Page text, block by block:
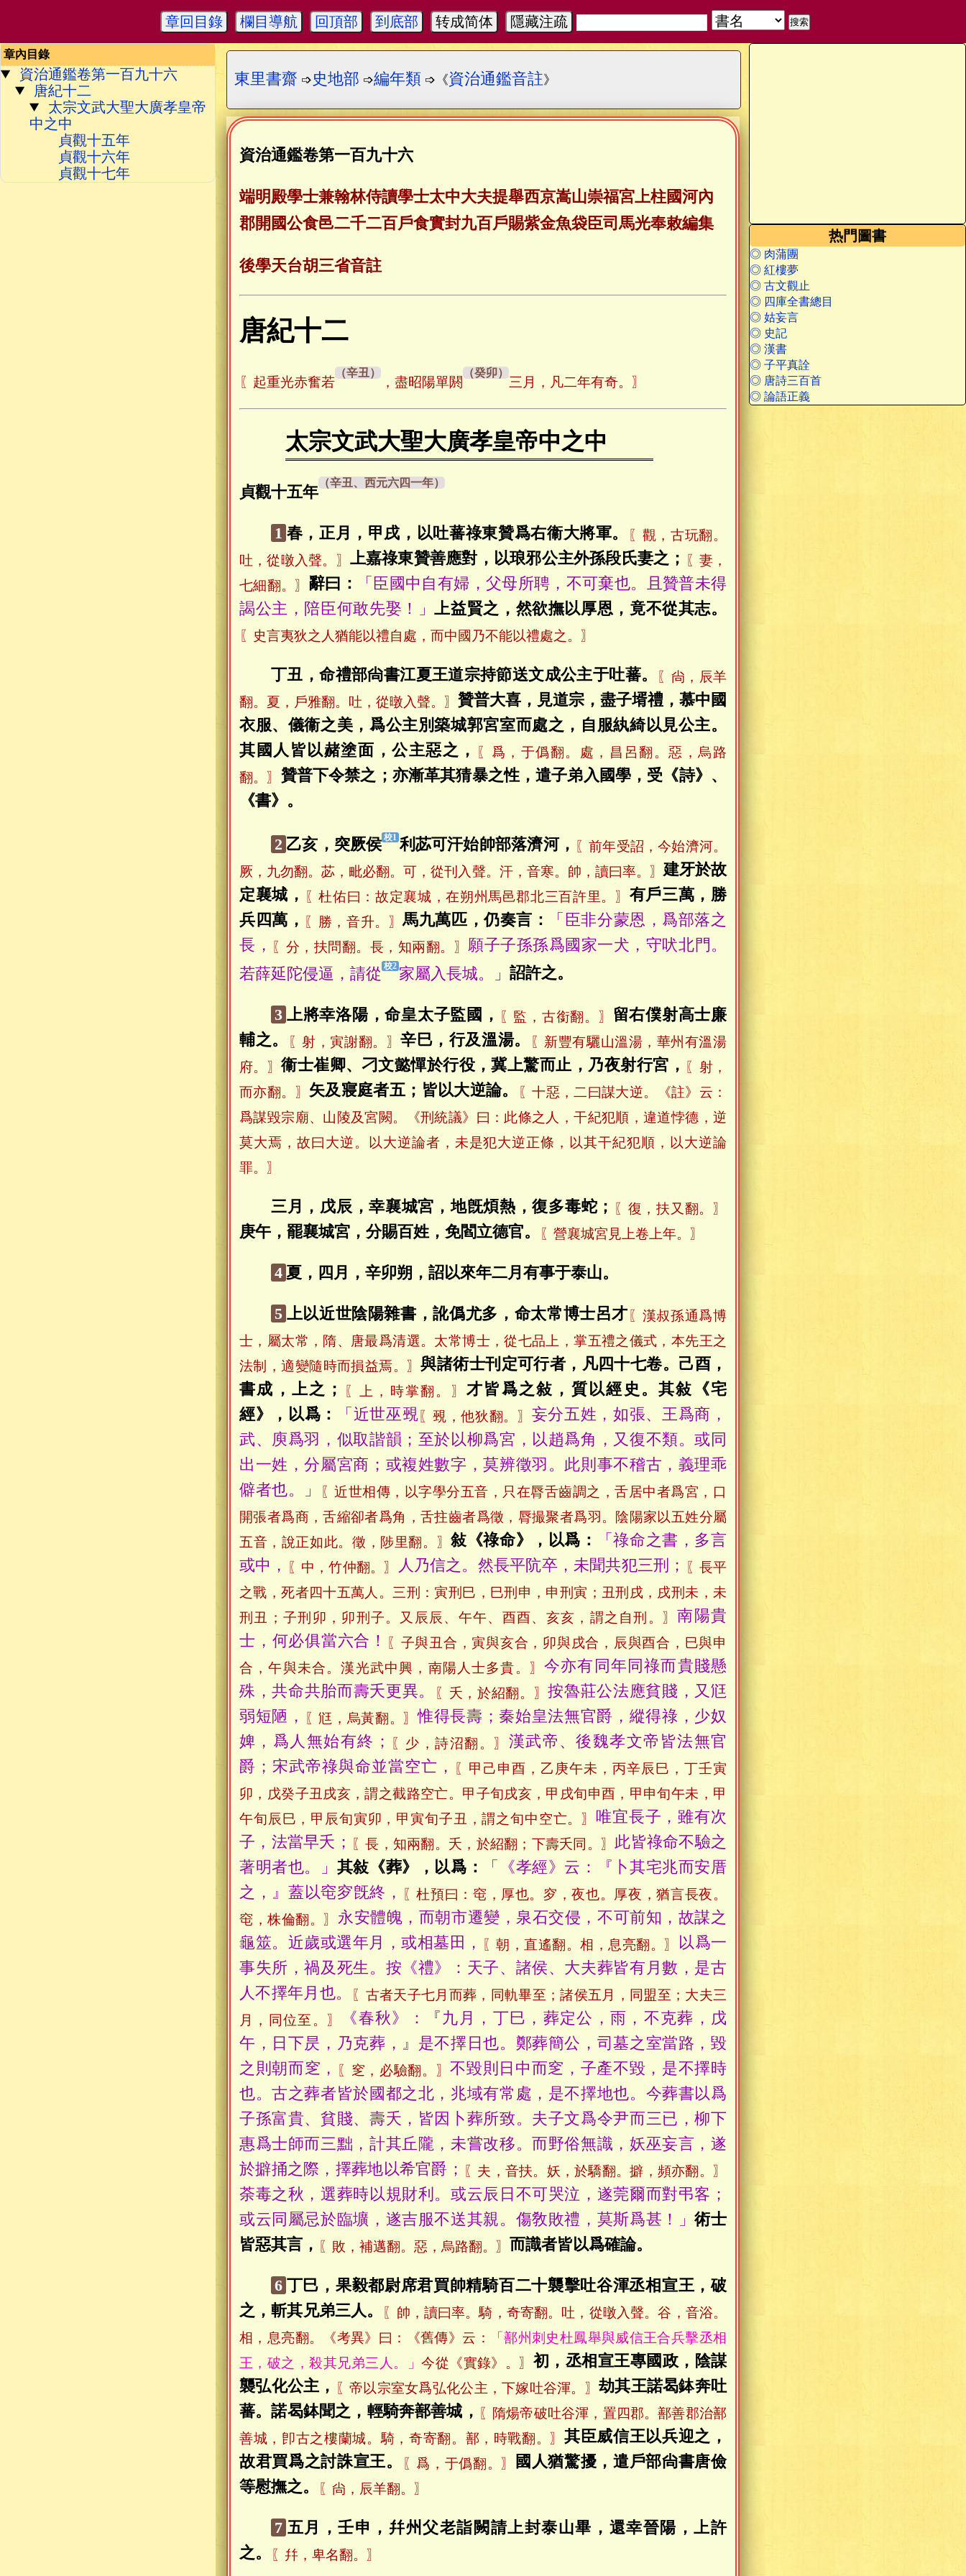
章回目錄 欄目導航 回頂部 到底部 转成简体 隱藏注疏
章內目錄
資治通鑑卷第一百九十六
唐紀十二
太宗文武大聖大廣孝皇帝
中之中
貞觀十五年
貞觀十六年
貞觀十七年
热門圖書
◎ 肉蒲團
◎ 紅樓夢
◎ 古文觀止
◎ 四庫全書總目
◎ 姑妄言
◎ 史記
◎ 漢書
◎ 子平真詮
◎ 唐詩三百首
◎ 論語正義
東里書齋 ➩ 史地部 ➩編年類 ➩《資治通鑑音註》
資治通鑑卷第一百九十六
端明殿學士兼翰林侍讀學士太中大夫提舉西京嵩山崇福宮上柱國河內
郡開國公食邑二千二百戶食實封九百戶賜紫金魚袋臣司馬光奉敕編集
後學天台胡三省音註
唐紀十二
〖起重光赤奮若 ，盡昭陽單閼 三月，凡二年有奇。〗
太宗文武大聖大廣孝皇帝中之中
貞觀十五年
1 春，正月，甲戌，以吐蕃祿東贊爲右衞大將軍。
〖觀，古玩翻。
吐，從暾入聲。〗 上嘉祿東贊善應對，以琅邪公主外孫段氏妻之；
〖妻，
七細翻。〗 辭曰：
「臣國中自有婦，父母所聘，不可棄也。且贊普未得
謁公主，陪臣何敢先娶！」上益賢之，然欲撫以厚恩，竟不從其志。
〖史言夷狄之人猶能以禮自處，而中國乃不能以禮處之。〗
丁丑，命禮部尙書江夏王道宗持節送文成公主于吐蕃。
〖尙，辰羊
翻。夏，戶雅翻。吐，從暾入聲。〗 贊普大喜，見道宗，盡子壻禮，慕中國
衣服、儀衞之美，爲公主別築城郭宮室而處之，自服紈綺以見公主。
其國人皆以赭塗面，公主惡之，
〖爲，于僞翻。處，昌呂翻。惡，烏路
翻。〗 贊普下令禁之；亦漸革其猜暴之性，遣子弟入國學，受《詩》、
《書》。
2 乙亥，突厥侯 利苾可汗始帥部落濟河，
〖前年受詔，今始濟河。
厥，九勿翻。苾，毗必翻。可，從刊入聲。汗，音寒。帥，讀曰率。〗建牙於故
定襄城，
〖杜佑曰：故定襄城，在朔州馬邑郡北三百許里。〗 有戶三萬，勝
兵四萬，
〖勝，音升。〗馬九萬匹，仍奏言：
「臣非分蒙恩，爲部落之
長，
〖分，扶問翻。長，知兩翻。〗願子子孫孫爲國家一犬，守吠北門。
若薛延陀侵逼，請從
家屬入長城。」 詔許之。
3 上將幸洛陽，命皇太子監國， 〖監，古銜翻。〗 留右僕射高士廉
輔之。
〖射，寅謝翻。〗辛巳，行及溫湯。
〖新豐有驪山溫湯，華州有溫湯
府。〗衞士崔卿、刁文懿憚於行役，冀上驚而止，乃夜射行宮， 〖射，
而亦翻。〗 矢及寢庭者五；皆以大逆論。
〖十惡，二曰謀大逆。《註》云：
爲謀毀宗廟、山陵及宮闕。《刑統議》曰：此條之人，干紀犯順，違道悖德，逆
莫大焉，故曰大逆。以大逆論者，未是犯大逆正條，以其干紀犯順，以大逆論
罪。〗
三月，戊辰，幸襄城宮，地旣煩熱，復多毒蛇； 〖復，扶又翻。〗
庚午，罷襄城宮，分賜百姓，免閻立德官。 〖營襄城宮見上卷上年。〗
4 夏，四月，辛卯朔，詔以來年二月有事于泰山。
5 上以近世陰陽雜書，訛僞尤多，命太常博士呂才 〖漢叔孫通爲博
士，屬太常，隋、唐最爲清選。太常博士，從七品上，掌五禮之儀式，本先王之
法制，適變隨時而損益焉。〗與諸術士刊定可行者，凡四十七卷。己酉，
書成，上之；
〖上，時掌翻。〗才皆爲之敍，質以經史。其敍《宅
經》，以爲：
「近世巫覡〖覡，他狄翻。〗 妄分五姓，如張、王爲商，
武、庾爲羽，似取諧韻；至於以柳爲宮，以趙爲角，又復不類。或同
出一姓，分屬宮商；或複姓數字，莫辨徵羽。此則事不稽古，義理乖
僻者也。」
〖近世相傳，以字學分五音，只在脣舌齒調之，舌居中者爲宮，口
開張者爲商，舌縮卻者爲角，舌拄齒者爲徵，脣撮聚者爲羽。陰陽家以五姓分屬
五音，說正如此。徵，陟里翻。〗敍《祿命》，以爲：
「祿命之書，多言
或中，
〖中，竹仲翻。〗 人乃信之。然長平阬卒，未聞共犯三刑；
〖長平
之戰，死者四十五萬人。三刑：寅刑巳，巳刑申，申刑寅；丑刑戌，戌刑未，未
刑丑；子刑卯，卯刑子。又辰辰、午午、酉酉、亥亥，謂之自刑。〗 南陽貴
士，何必俱當六合！
〖子與丑合，寅與亥合，卯與戌合，辰與酉合，巳與申
合，午與未合。漢光武中興，南陽人士多貴。〗今亦有同年同祿而貴賤懸
殊，共命共胎而壽夭更異。
〖夭，於紹翻。〗按魯莊公法應貧賤，又尩
弱短陋，
〖尩，烏黃翻。〗惟得長壽；秦始皇法無官爵，縱得祿，少奴
婢，爲人無始有終；
〖少，詩沼翻。〗 漢武帝、後魏孝文帝皆法無官
爵；宋武帝祿與命並當空亡，
〖甲己申酉，乙庚午未，丙辛辰巳，丁壬寅
卯，戊癸子丑戌亥，謂之截路空亡。甲子旬戌亥，甲戌旬申酉，甲申旬午未，甲
午旬辰巳，甲辰旬寅卯，甲寅旬子丑，謂之旬中空亡。〗 唯宜長子，雖有次
子，法當早夭；
〖長，知兩翻。夭，於紹翻；下壽夭同。〗此皆祿命不驗之
著明者也。」 其敍《葬》，以爲：
「《孝經》云：『卜其宅兆而安厝
之，』蓋以窀穸旣終，
〖杜預曰：窀，厚也。穸，夜也。厚夜，猶言長夜。
窀，株倫翻。〗 永安體魄，而朝市遷變，泉石交侵，不可前知，故謀之
龜筮。近歲或選年月，或相墓田，
〖朝，直遙翻。相，息亮翻。〗
以爲一
事失所，禍及死生。按《禮》：天子、諸侯、大夫葬皆有月數，是古
人不擇年月也。
〖古者天子七月而葬，同軌畢至；諸侯五月，同盟至；大夫三
月，同位至。〗
《春秋》：『九月，丁巳，葬定公，雨，不克葬，戊
午，日下昃，乃克葬，』是不擇日也。鄭葬簡公，司墓之室當路，毀
之則朝而窆，
〖窆，必驗翻。〗不毀則日中而窆，子產不毀，是不擇時
也。古之葬者皆於國都之北，兆域有常處，是不擇地也。今葬書以爲
子孫富貴、貧賤、壽夭，皆因卜葬所致。夫子文爲令尹而三已，柳下
惠爲士師而三黜，計其丘隴，未嘗改移。而野俗無識，妖巫妄言，遂
於擗捅之際，擇葬地以希官爵；
〖夫，音扶。妖，於驕翻。擗，頻亦翻。〗
荼毒之秋，選葬時以規財利。或云辰日不可哭泣，遂莞爾而對弔客；
或云同屬忌於臨壙，遂吉服不送其親。傷敎敗禮，莫斯爲甚！」術士
皆惡其言， 〖敗，補邁翻。惡，烏路翻。〗 而識者皆以爲確論。
6 丁巳，果毅都尉席君買帥精騎百二十襲擊吐谷渾丞相宣王，破
之，斬其兄弟三人。
〖帥，讀曰率。騎，奇寄翻。吐，從暾入聲。谷，音浴。
相，息亮翻。《考異》曰：《舊傳》云：
「鄯州刺史杜鳳舉與威信王合兵擊丞相
王，破之，殺其兄弟三人。」今從《實錄》。〗 初，丞相宣王專國政，陰謀
襲弘化公主，
〖帝以宗室女爲弘化公主，下嫁吐谷渾。〗劫其王諾曷鉢奔吐
蕃。諾曷鉢聞之，輕騎奔鄯善城， 〖隋煬帝破吐谷渾，置四郡。鄯善郡治鄯
善城，卽古之樓蘭城。騎，奇寄翻。鄯，時戰翻。〗其臣威信王以兵迎之，
故君買爲之討誅宣王。
〖爲，于僞翻。〗
國人猶驚擾，遣戶部尙書唐儉
等慰撫之。
〖尙，辰羊翻。〗
7 五月，壬申，幷州父老詣闕請上封泰山畢，還幸晉陽，上許
之。
〖幷，卑名翻。〗